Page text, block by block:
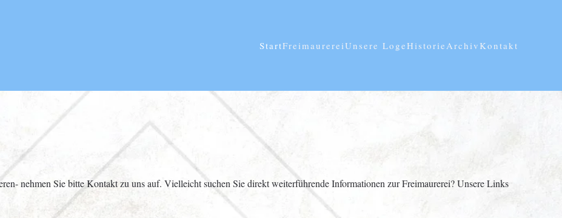
StartFreimaurereiUnsere LogeHistorieArchiv Kontakt
nehmen Sie bitteKontaktzu uns auf. Vielleicht suchen Sie direkt weiterführende Informationen zur Freimaurerei? Unsere Links